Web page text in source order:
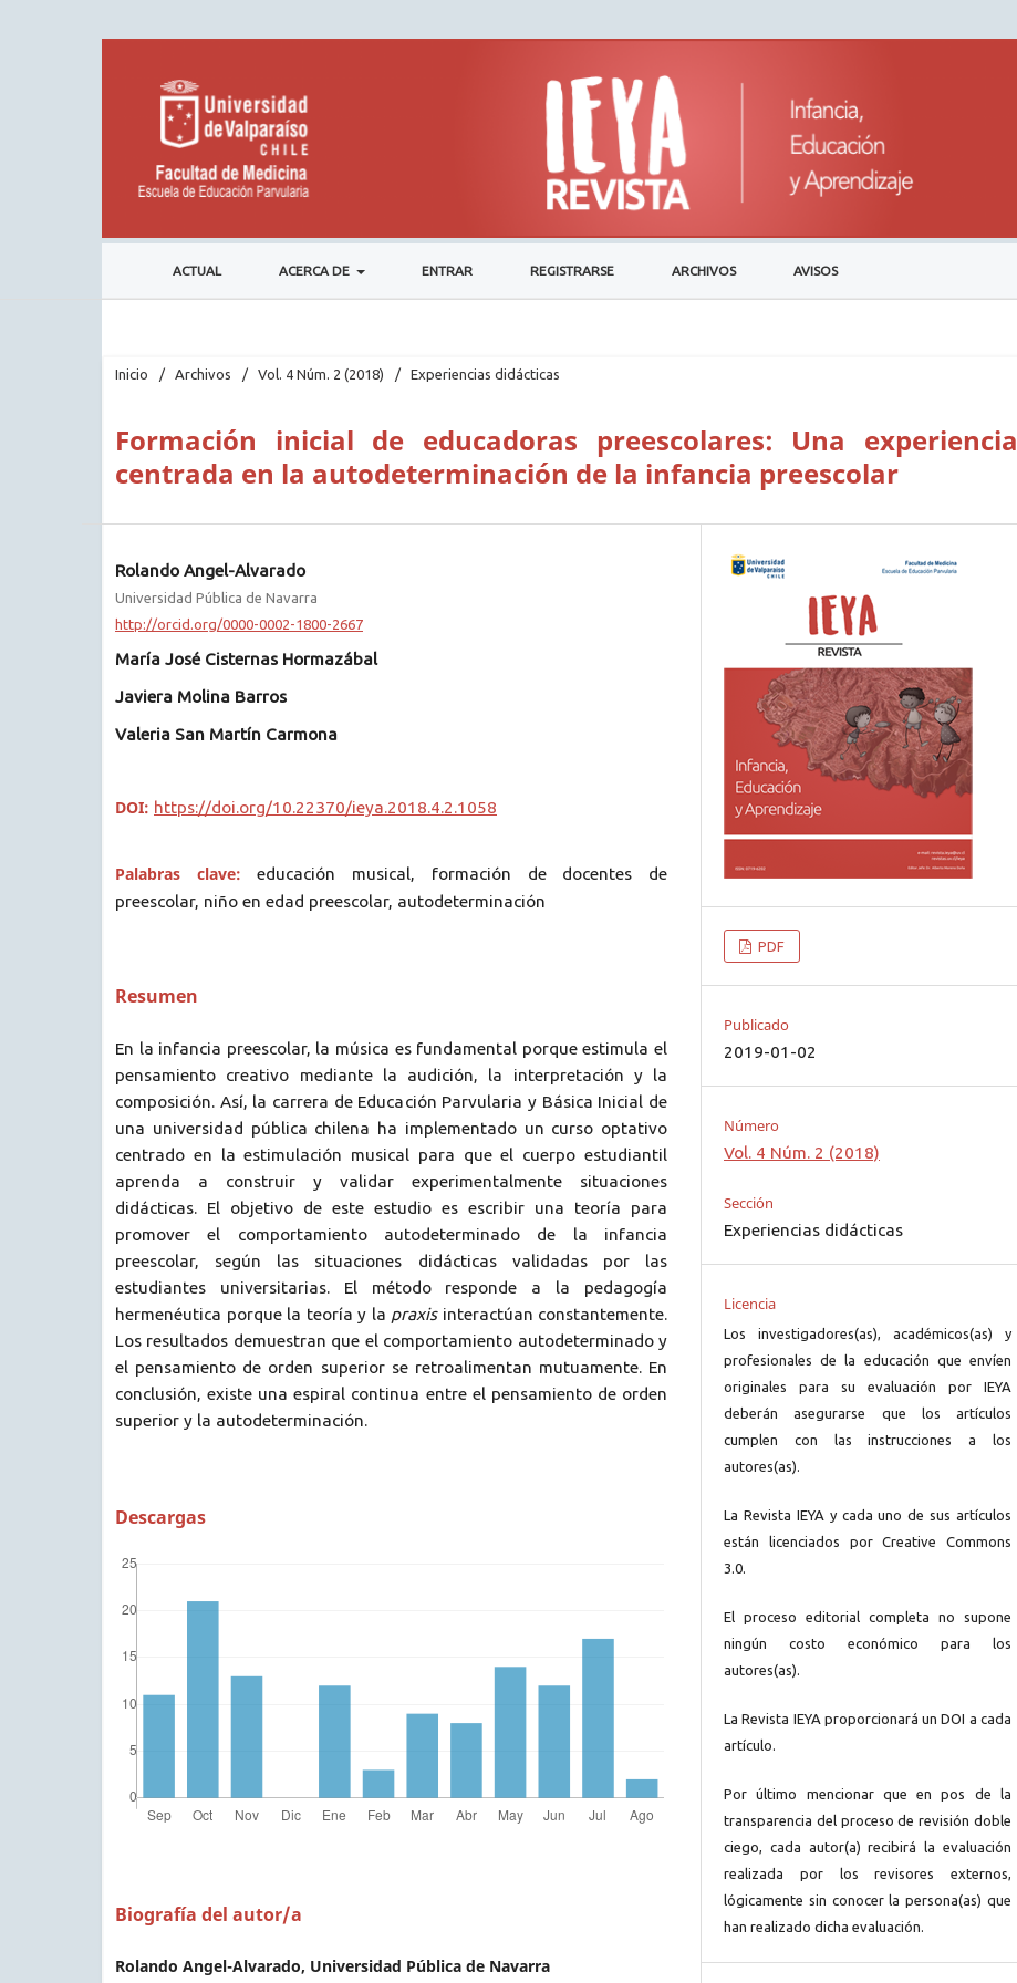
ACTUAL ACERCA DE ENTRAR REGISTRARSE ARCHIVOS AVISOS
Inicio / Archivos / Vol. 4 Núm. 2 (2018) / Experiencias didácticas
Formación inicial de educadoras preescolares: Una experiencia
centrada en la autodeterminación de la infancia preescolar
Rolando Angel-Alvarado
Universidad Pública de Navarra
http://orcid.org/0000-0002-1800-2667
María José Cisternas Hormazábal
Javiera Molina Barros
Valeria San Martín Carmona
DOI: https://doi.org/10.22370/ieya.2018.4.2.1058
Palabras clave:educación musical, formación de docentes de
preescolar, niño en edad preescolar, autodeterminación
Resumen
En la infancia preescolar, la música es fundamental porque estimula el
pensamiento creativo mediante la audición, la interpretación y la
composición. Así, la carrera de Educación Parvularia y Básica Inicial de
una universidad pública chilena ha implementado un curso optativo
centrado en la estimulación musical para que el cuerpo estudiantil
aprenda a construir y validar experimentalmente situaciones
didácticas. El objetivo de este estudio es escribir una teoría para
promover el comportamiento autodeterminado de la infancia
preescolar, según las situaciones didácticas validadas por las
estudiantes universitarias. El método responde a la pedagogía
hermenéutica porque la teoría y la praxisinteractúan constantemente.
Los resultados demuestran que el comportamiento autodeterminado y
el pensamiento de orden superior se retroalimentan mutuamente. En
conclusión, existe una espiral continua entre el pensamiento de orden
superior y la autodeterminación.
Descargas
Biografía del autor/a
Rolando Angel-Alvarado, Universidad Pública de Navarra
PDF
Publicado
2019-01-02
Número
Vol. 4 Núm. 2 (2018)
Sección
Experiencias didácticas
Licencia
Los investigadores(as), académicos(as) y
profesionales de la educación que envíen
originales para su evaluación por IEYA
deberán asegurarse que los artículos
cumplen con las instrucciones a los
autores(as).
La Revista IEYA y cada uno de sus artículos
están licenciados por Creative Commons
3.0.
El proceso editorial completa no supone
ningún costo económico para los
autores(as).
La Revista IEYA proporcionará un DOI a cada
artículo.
Por último mencionar que en pos de la
transparencia del proceso de revisión doble
ciego, cada autor(a) recibirá la evaluación
realizada por los revisores externos,
lógicamente sin conocer la persona(as) que
han realizado dicha evaluación.